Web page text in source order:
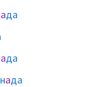
ада
ада
ада